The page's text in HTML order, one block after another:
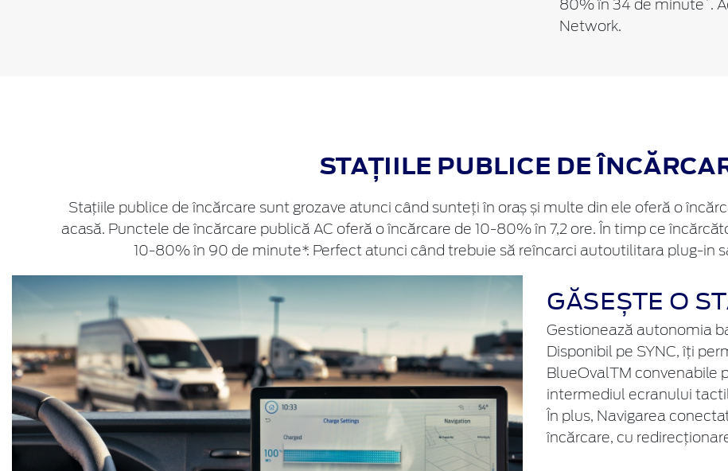
80% în 34 de minute .
Network.
STAȚIILE PUBLICE DE
Stațiile publice de încărcare sunt grozave atunci când sunteți în oraș și multe din ele oferă o
acasă. Punctele de încărcare publică AC oferă o încărcare de 10-80% în 7,2 ore. În timp ce
10-80% în 90 de minute*. Perfect atunci când trebuie să reîncarci autoutilitara plug-in
GĂSEȘTE O
Gestionează autonomia
Disponibil pe SYNC, îți
BlueOvalTM convenabile
intermediul ecranului
În plus, Navigarea
încărcare, cu